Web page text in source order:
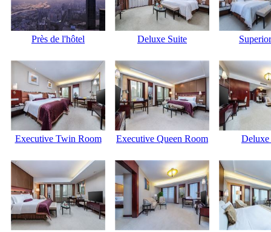
Près de l'hôtel Deluxe Suite
Executive Twin Room Executive Queen Room Deluxe